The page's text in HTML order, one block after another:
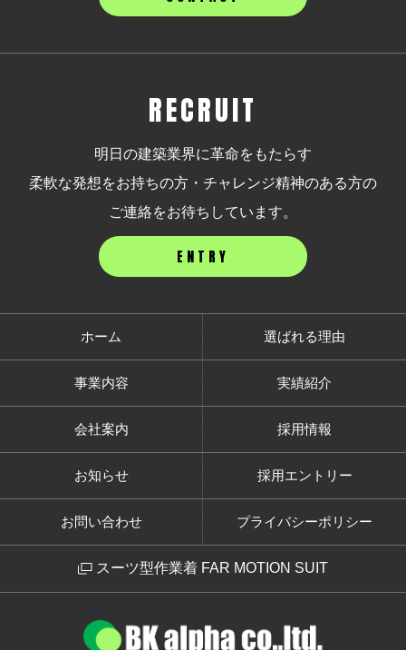
RECRUIT
明日の建築業界に革命をもたらす
柔軟な発想をお持ちの方・チャレンジ精神のある方の
ご連絡をお待ちしています。
ENTRY
ホーム 選ばれる理由
事業内容 実績紹介
会社案内 採用情報
お知らせ 採用エントリー
お問い合わせ プライバシーポリシー
スーツ型作業着 FAR MOTION SUIT